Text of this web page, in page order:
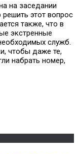
на заседании
решить этот вопрос
также, что в
экстренные
служб.
чтобы даже те,
набрать номер,